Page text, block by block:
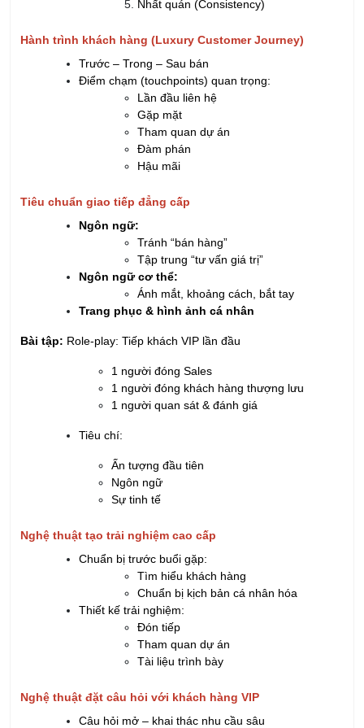
Nhất quán (Consistency)
Hành trình khách hàng (Luxury Customer Journey)
Trước – Trong – Sau bán
Điểm chạm (touchpoints) quan trọng:
Lần đầu liên hệ
Gặp mặt
Tham quan dự án
Đàm phán
Hậu mãi
Tiêu chuẩn giao tiếp đẳng cấp
Ngôn ngữ:
Tránh “bán hàng”
Tập trung “tư vấn giá trị”
Ngôn ngữ cơ thể:
Ánh mắt, khoảng cách, bắt tay
Trang phục & hình ảnh cá nhân
Bài tập: Role-play: Tiếp khách VIP lần đầu
1 người đóng Sales
1 người đóng khách hàng thượng lưu
1 người quan sát & đánh giá
Tiêu chí:
Ấn tượng đầu tiên
Ngôn ngữ
Sự tinh tế
Nghệ thuật tạo trải nghiệm cao cấp
Chuẩn bị trước buổi gặp:
Tìm hiểu khách hàng
Chuẩn bị kịch bản cá nhân hóa
Thiết kế trải nghiệm:
Đón tiếp
Tham quan dự án
Tài liệu trình bày
Nghệ thuật đặt câu hỏi với khách hàng VIP
Câu hỏi mở – khai thác nhu cầu sâu